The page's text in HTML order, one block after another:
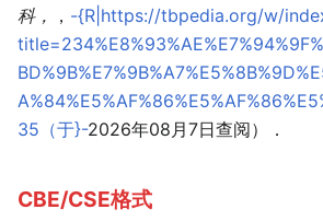
科，
， -{R|https://tbpedia.org/w/
35（于}-2026年08月7日查阅）．
CBE/CSE格式